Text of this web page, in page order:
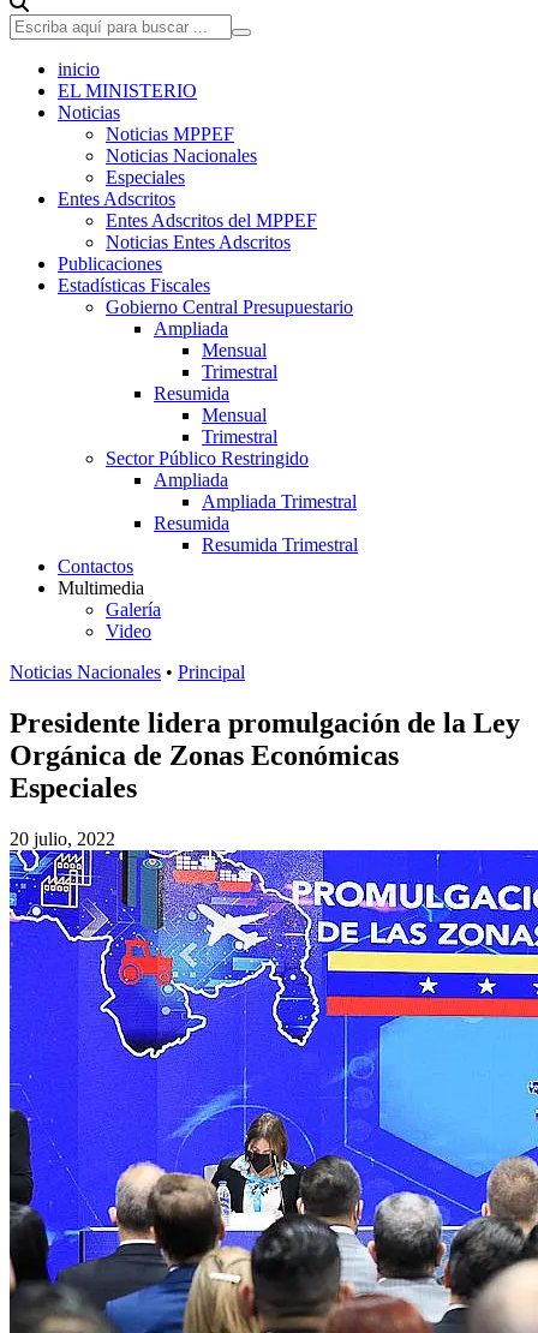
inicio
EL MINISTERIO
Noticias
Noticias MPPEF
Noticias Nacionales
Especiales
Entes Adscritos
Entes Adscritos del MPPEF
Noticias Entes Adscritos
Publicaciones
Estadísticas Fiscales
Gobierno Central Presupuestario
Ampliada
Mensual
Trimestral
Resumida
Mensual
Trimestral
Sector Público Restringido
Ampliada
Ampliada Trimestral
Resumida
Resumida Trimestral
Contactos
Multimedia
Galería
Video
Noticias Nacionales • Principal
Presidente lidera promulgación de la Ley
Orgánica de Zonas Económicas
Especiales
20 julio, 2022